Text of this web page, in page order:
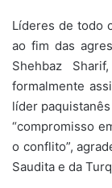
Líderes de todo
ao fim das
Shehbaz
formalmente
líder
“compromisso
o conflito”,
Saudita e da